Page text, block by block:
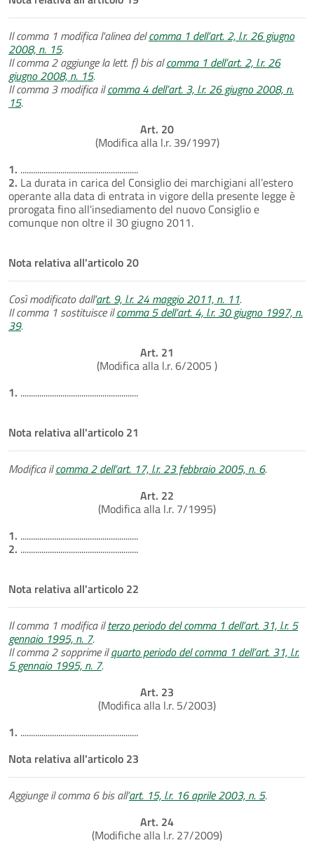
Il comma 1 modifica l'alinea delcomma 1 dell’art. 2, l.r. 26 giugno
2008, n. 15.
Il comma 2 aggiunge la lett. f) bis alcomma 1 dell’art. 2, l.r. 26
giugno 2008, n. 15.
Il comma 3 modifica ilcomma 4 dell’art. 3, l.r. 26 giugno 2008, n.
15.
Art. 20
(Modifica alla l.r. 39/1997)
1. ........................................................
2. La durata in carica del Consiglio dei marchigiani all’estero
operante alla data di entrata in vigore della presente legge è
prorogata fino all'insediamento del nuovo Consiglio e
comunque non oltre il 30 giugno 2011.
Nota relativa all'articolo 20
Così modificato dall'art. 9, l.r. 24 maggio 2011, n. 11.
Il comma 1 sostituisce ilcomma 5 dell’art. 4, l.r. 30 giugno 1997, n.
39.
Art. 21
(Modifica alla l.r. 6/2005 )
1. ........................................................
Nota relativa all'articolo 21
Modifica ilcomma 2 dell’art. 17, l.r. 23 febbraio 2005, n. 6.
Art. 22
(Modifica alla l.r. 7/1995)
1. ........................................................
2. ........................................................
Nota relativa all'articolo 22
Il comma 1 modifica ilterzo periodo del comma 1 dell’art. 31, l.r. 5
gennaio 1995, n. 7.
Il comma 2 sopprime ilquarto periodo del comma 1 dell’art. 31, l.r.
5 gennaio 1995, n. 7.
Art. 23
(Modifica alla l.r. 5/2003)
1. ........................................................
Nota relativa all'articolo 23
Aggiunge il comma 6 bis all’art. 15, l.r. 16 aprile 2003, n. 5.
Art. 24
(Modifiche alla l.r. 27/2009)